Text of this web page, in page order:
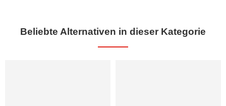
Beliebte Alternativen in dieser Kategorie